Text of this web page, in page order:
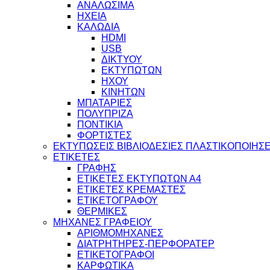
ΑΝΑΛΩΣΙΜΑ
ΗΧΕΙΑ
ΚΑΛΩΔΙΑ
HDMI
USB
ΔΙΚΤΥΟΥ
ΕΚΤΥΠΩΤΩΝ
ΗΧΟΥ
ΚΙΝΗΤΩΝ
ΜΠΑΤΑΡΙΕΣ
ΠΟΛΥΠΡΙΖΑ
ΠΟΝΤΙΚΙΑ
ΦΟΡΤΙΣΤΕΣ
ΕΚΤΥΠΩΣΕΙΣ ΒΙΒΛΙΟΔΕΣΙΕΣ
ΕΤΙΚΕΤΕΣ
ΓΡΑΦΗΣ
ΕΤΙΚΕΤΕΣ ΕΚΤΥΠΩΤΩΝ Α4
ΕΤΙΚΕΤΕΣ ΚΡΕΜΑΣΤΕΣ
ΕΤΙΚΕΤΟΓΡΑΦΟΥ
ΘΕΡΜΙΚΕΣ
ΜΗΧΑΝΕΣ ΓΡΑΦΕΙΟΥ
ΑΡΙΘΜΟΜΗΧΑΝΕΣ
ΔΙΑΤΡΗΤΗΡΕΣ-ΠΕΡΦΟΡΑΤΕΡ
ΕΤΙΚΕΤΟΓΡΑΦΟΙ
ΚΑΡΦΩΤΙΚΑ